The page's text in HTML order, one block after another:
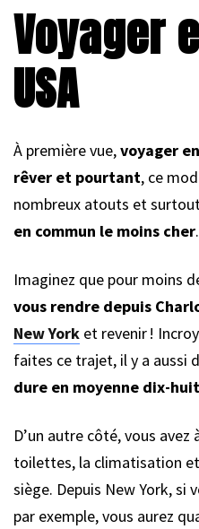
Voyager
USA
À première vue,voyager
rêver et pourtant, ce
nombreux atouts et
en commun le moins cher.
Imaginez que pour moins
vous rendre depuis
New York et revenir !
faites ce trajet, il y a aussi
dure en moyenne dix-
D’un autre côté, vous
toilettes, la climatisation
siège. Depuis New York, si
par exemple, vous aurez